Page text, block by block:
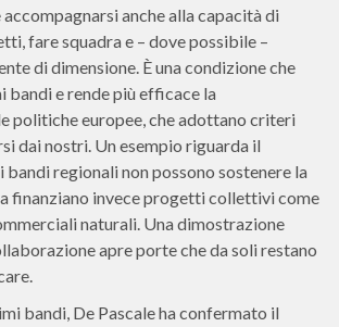
anche alla capacità di
fare squadra e – dove possibile –
di dimensione. È una condizione che
bandi e rende più efficace la
politiche europee, che adottano criteri
dai nostri. Un esempio riguarda il
regionali non possono sostenere la
finanziano invece progetti collettivi come
naturali. Una dimostrazione
apre porte che da soli restano
bandi, De Pascale ha confermato il